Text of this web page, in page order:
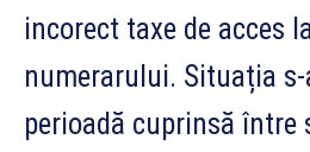
incorect taxe de acces
numerarului. Situația
perioadă cuprinsă